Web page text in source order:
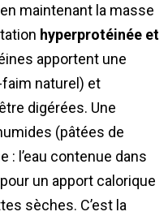
maintenant la masse
hyperprotéinée et
apportent une
naturel) et
digérées. Une
(pâtées de
: l’eau contenue dans
un apport calorique
sèches. C’est la